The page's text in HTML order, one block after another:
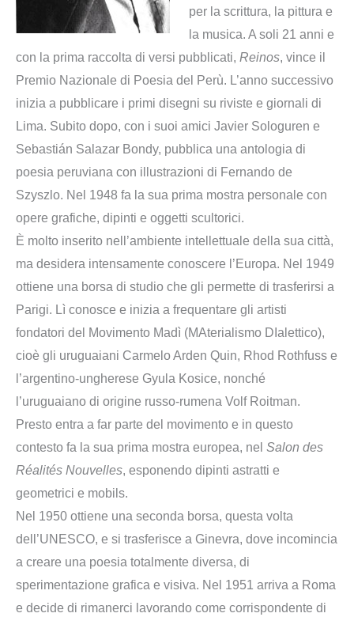
per la scrittura, la pittura e
la musica. A soli 21 anni e
con la prima raccolta di versi pubblicati, Reinos, vince il
Premio Nazionale di Poesia del Perù. L’anno successivo
inizia a pubblicare i primi disegni su riviste e giornali di
Lima. Subito dopo, con i suoi amici Javier Sologuren e
Sebastián Salazar Bondy, pubblica una antologia di
poesia peruviana con illustrazioni di Fernando de
Szyszlo. Nel 1948 fa la sua prima mostra personale con
opere grafiche, dipinti e oggetti scultorici.
È molto inserito nell’ambiente intellettuale della sua città,
ma desidera intensamente conoscere l’Europa. Nel 1949
ottiene una borsa di studio che gli permette di trasferirsi a
Parigi. Lì conosce e inizia a frequentare gli artisti
fondatori del Movimento Madì (MAterialismo DIalettico),
cioè gli uruguaiani Carmelo Arden Quin, Rhod Rothfuss e
l’argentino-ungherese Gyula Kosice, nonché
l’uruguaiano di origine russo-rumena Volf Roitman.
Presto entra a far parte del movimento e in questo
contesto fa la sua prima mostra europea, nel Salon des
Réalités Nouvelles, esponendo dipinti astratti e
geometrici e mobils.
Nel 1950 ottiene una seconda borsa, questa volta
dell’UNESCO, e si trasferisce a Ginevra, dove incomincia
a creare una poesia totalmente diversa, di
sperimentazione grafica e visiva. Nel 1951 arriva a Roma
e decide di rimanerci lavorando come corrispondente di